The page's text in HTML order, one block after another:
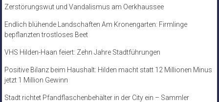
Zerstörungswut und Vandalismus am Oerkhaussee
Endlich blühende Landschaften Am Kronengarten: Firmlinge
bepflanzten trostloses Beet
VHS Hilden-Haan feiert: Zehn Jahre Stadtführungen
Positive Bilanz beim Haushalt: Hilden macht statt 12 Millionen Minus
jetzt 1 Million Gewinn
Stadt richtet Pfandflaschenbehälter in der City ein – Sammler